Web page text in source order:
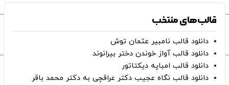
قالب‌های منتخب
دانلود قالب نامبیر عثمان ‌توش
دانلود قالب آواز خوندن دختر بیرانوند
دانلود قالب امباپه دیکتاتور
دانلود قالب نگاه عجیب دکتر عراقچی به دکتر محمد باقر